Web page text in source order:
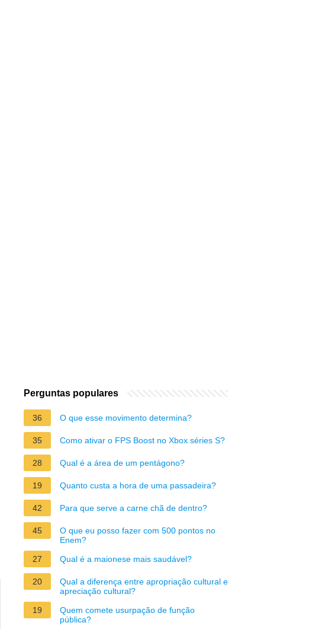
Perguntas populares
36 O que esse movimento determina?
35 Como ativar o FPS Boost no Xbox séries S?
28 Qual é a área de um pentágono?
19 Quanto custa a hora de uma passadeira?
42 Para que serve a carne chã de dentro?
45
O que eu posso fazer com 500 pontos no
Enem?
27
Qual é a maionese mais saudável?
20
Qual a diferença entre apropriação cultural e
apreciação cultural?
19
Quem comete usurpação de função
pública?